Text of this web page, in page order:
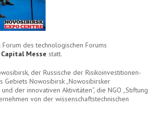
des technologischen Forums
Messe statt.
der Russische der Risikoinvestitionen-
Gebiets Nowosibirsk „Nowosibirsker
der innovativen Aktivitäten“, die NGO „Stiftung
von der wissenschaftstechnischen